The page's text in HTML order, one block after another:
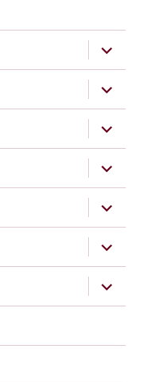
підменю
підменю
підменю
підменю
підменю
підменю
підменю